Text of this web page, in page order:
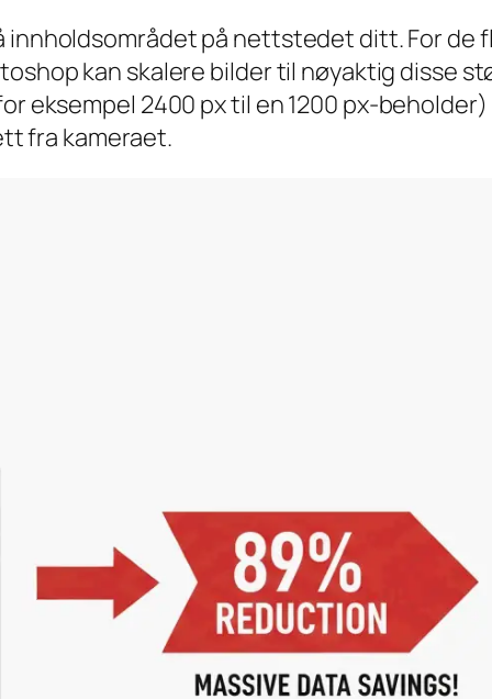
innholdsområdet på nettstedet ditt. For
kan skalere bilder til nøyaktig disse
eksempel 2400 px til en 1200 px-
fra kameraet.